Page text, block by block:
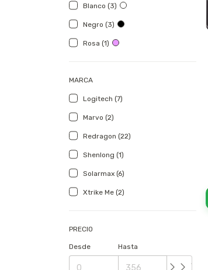
Blanco (3)
Negro (3)
Rosa (1)
MARCA
Logitech (7)
Marvo (2)
Redragon (22)
Shenlong (1)
Solarmax (6)
Xtrike Me (2)
PRECIO
Desde Hasta